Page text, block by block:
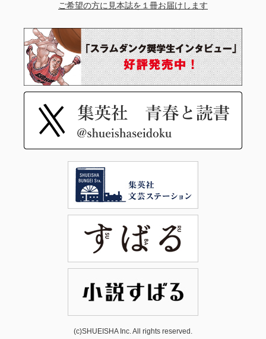
ご希望の方に見本誌を１冊お届けします
(c)SHUEISHA Inc. All rights reserved.